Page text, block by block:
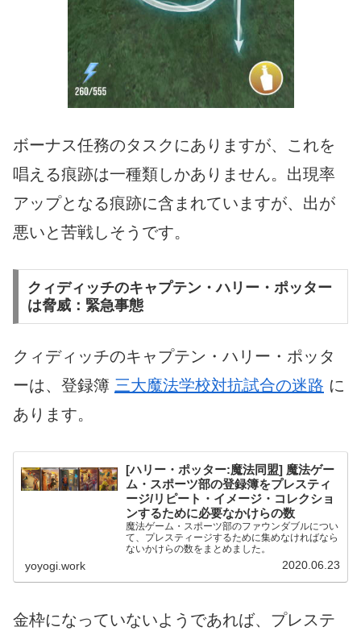
ボーナス任務のタスクにありますが、これを
唱える痕跡は一種類しかありません。出現率
アップとなる痕跡に含まれていますが、出が
悪いと苦戦しそうです。
クィディッチのキャプテン・ハリー・ポッター
は脅威：緊急事態
クィディッチのキャプテン・ハリー・ポッタ
ーは、登録簿 三大魔法学校対抗試合の迷路 に
あります。
[ハリー・ポッター:魔法同盟] 魔法ゲー
ム・スポーツ部の登録簿をプレスティ
ージ/リピート・イメージ・コレクショ
ンするために必要なかけらの数
魔法ゲーム・スポーツ部のファウンダブルについ
て、プレスティージするために集めなければなら
ないかけらの数をまとめました。
yoyogi.work 2020.06.23
金枠になっていないようであれば、プレステ